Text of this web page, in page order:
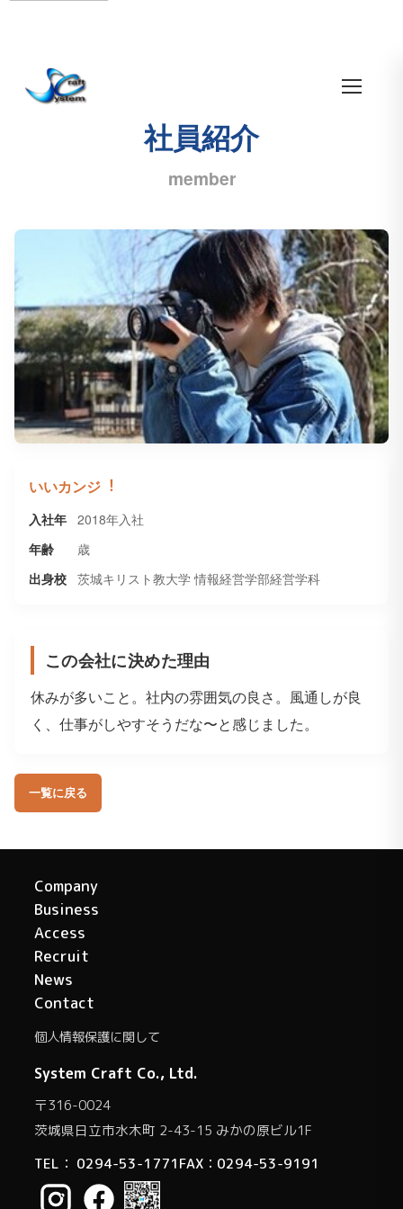
社員紹介
member
いいカンジ︕
入社年 2018年入社
年齢
歳
出身校 茨城キリスト教⼤学 情報経営学部経営学科
この会社に決めた理由
休みが多いこと。社内の雰囲気の良さ。⾵通しが良
く、仕事がしやすそうだな〜と感じました。
一覧に戻る
Company
Business
Access
Recruit
News
Contact
個人情報保護に関して
System Craft Co., Ltd.
〒316-0024
茨城県日立市水木町 2-43-15 みかの原ビル1F
TEL： 0294-53-1771FAX：0294-53-9191